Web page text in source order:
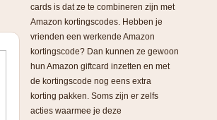
cards is dat ze te combineren zijn met
Amazon kortingscodes. Hebben je
vrienden een werkende Amazon
kortingscode? Dan kunnen ze gewoon
hun Amazon giftcard inzetten en met
de kortingscode nog eens extra
korting pakken. Soms zijn er zelfs
acties waarmee je deze